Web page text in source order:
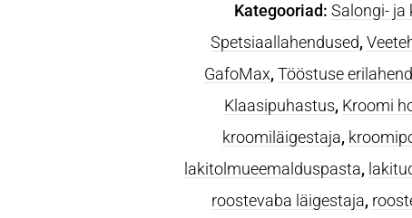
Kategooriad: Salongi- ja
Spetsiaallahendused,
GafoMax, Tööstuse
Klaasipuhastus, Kroomi
kroomiläigestaja,
lakitolmueemalduspasta,
roostevaba läigestaja,